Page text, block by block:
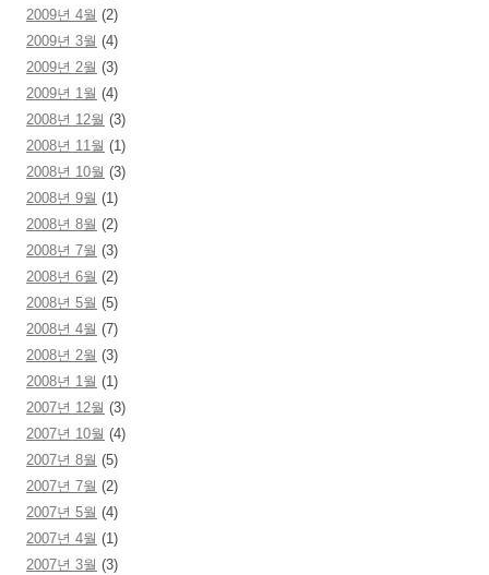
2009년 4월 (2)
2009년 3월 (4)
2009년 2월 (3)
2009년 1월 (4)
2008년 12월 (3)
2008년 11월 (1)
2008년 10월 (3)
2008년 9월 (1)
2008년 8월 (2)
2008년 7월 (3)
2008년 6월 (2)
2008년 5월 (5)
2008년 4월 (7)
2008년 2월 (3)
2008년 1월 (1)
2007년 12월 (3)
2007년 10월 (4)
2007년 8월 (5)
2007년 7월 (2)
2007년 5월 (4)
2007년 4월 (1)
2007년 3월 (3)